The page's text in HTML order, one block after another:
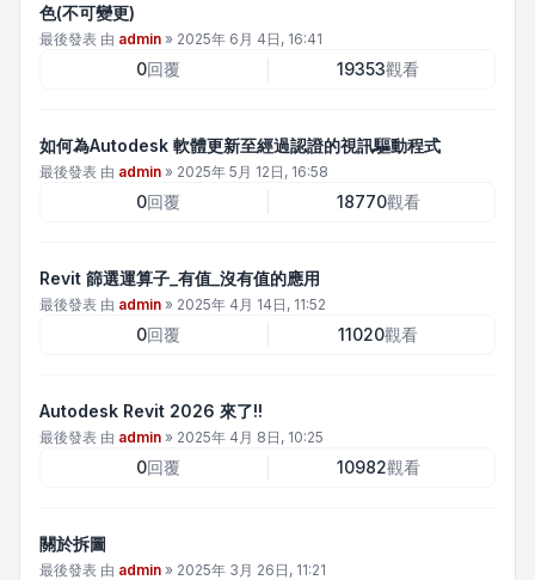
色(不可變更)
最後發表 由 admin » 2025年 6月 4日, 16:41
0回覆 19353觀看
如何為Autodesk 軟體更新至經過認證的視訊驅動程式
最後發表 由 admin » 2025年 5月 12日, 16:58
0回覆 18770觀看
Revit 篩選運算子_有值_沒有值的應用
最後發表 由 admin » 2025年 4月 14日, 11:52
0回覆 11020觀看
Autodesk Revit 2026 來了!!
最後發表 由 admin » 2025年 4月 8日, 10:25
0回覆 10982觀看
關於拆圖
最後發表 由 admin » 2025年 3月 26日, 11:21